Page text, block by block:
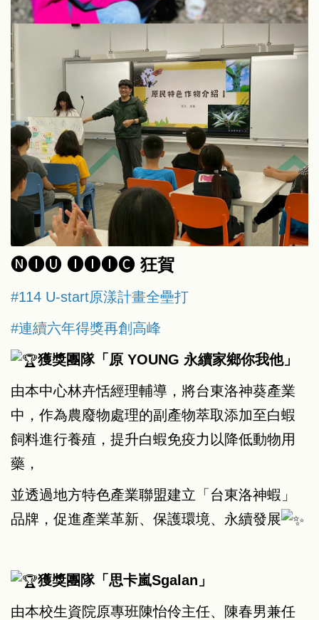
🅝🅘🅤 🅘🅘🅘🅒 狂賀
#114 U-start原漾計畫全壘打
#連續六年得獎再創高峰
獲獎團隊「原 YOUNG 永續家鄉你我他」
由本中心林卉恬經理輔導，將台東洛神葵產業
中，作為農廢物處理的副產物萃取添加至白蝦
飼料進行養殖，提升白蝦免疫力以降低動物用
藥，
並透過地方特色產業聯盟建立「台東洛神蝦」
品牌，促進產業革新、保護環境、永續發展
獲獎團隊「思卡嵐Sgalan」
由本校生資院原專班陳怡伶主任、陳春男兼任